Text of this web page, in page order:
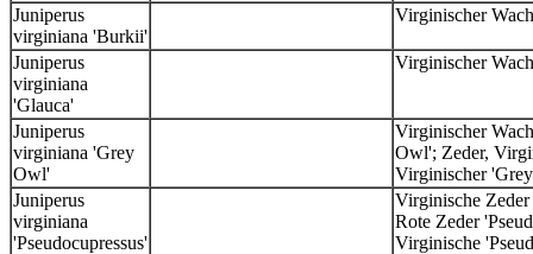
Juniperus
virginiana 'Burkii'
Virginischer
Juniperus
virginiana
'Glauca'
Virginischer
Juniperus
virginiana 'Grey
Owl'
Virginischer
Owl'; Zeder,
Virginischer
Juniperus
virginiana
'Pseudocupressus'
Virginische Zeder
Rote Zeder
Virginische